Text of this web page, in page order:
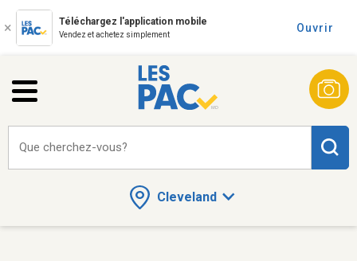
Téléchargez l'application mobile
Vendez et achetez simplement
Ouvrir
Cleveland
Que cherchez-vous?